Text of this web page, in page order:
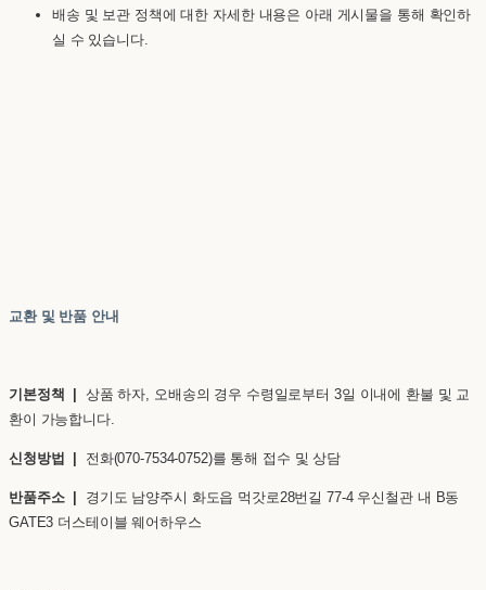
배송 및 보관 정책에 대한 자세한 내용은 아래 게시물을 통해 확인하
실 수 있습니다.
교환 및 반품 안내
기본정책 | 상품 하자, 오배송의 경우 수령일로부터 3일 이내에 환불 및 교
환이 가능합니다.
신청방법 | 전화(070-7534-0752)를 통해 접수 및 상담
반품주소 | 경기도 남양주시 화도읍 먹갓로28번길 77-4 우신철관 내 B동
GATE3 더스테이블 웨어하우스